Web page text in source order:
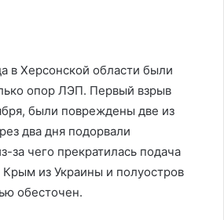
в Херсонской области были
опор ЛЭП. Первый взрыв
были повреждены две из
два дня подорвали
за чего прекратилась подача
Крым из Украины и полуостров
обесточен.